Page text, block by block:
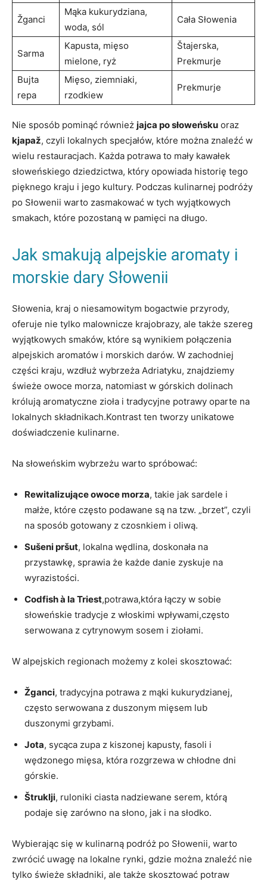
Žganci
Mąka kukurydziana,
woda, sól
Cała Słowenia
Sarma
Kapusta, mięso
mielone, ryż
Štajerska,
Prekmurje
Bujta
repa
Mięso, ziemniaki,
rzodkiew
Prekmurje
Nie sposób pominąć również jajca po słoweńsku oraz
kjapaž, czyli lokalnych specjałów, które można znaleźć w
wielu restauracjach. Każda potrawa to mały kawałek
słoweńskiego dziedzictwa, który opowiada historię tego
pięknego kraju i jego kultury. Podczas kulinarnej podróży
po Słowenii warto zasmakować w tych wyjątkowych
smakach, które pozostaną w pamięci na długo.
Jak smakują alpejskie aromaty i
morskie dary Słowenii
Słowenia, kraj o niesamowitym bogactwie przyrody,
oferuje nie tylko malownicze krajobrazy, ale także szereg
wyjątkowych smaków, które są wynikiem połączenia
alpejskich aromatów i morskich darów. W zachodniej
części kraju, wzdłuż wybrzeża Adriatyku, znajdziemy
świeże owoce morza, natomiast w górskich dolinach
królują aromatyczne zioła i tradycyjne potrawy oparte na
lokalnych składnikach.Kontrast ten tworzy unikatowe
doświadczenie kulinarne.
Na słoweńskim wybrzeżu warto spróbować:
Rewitalizujące owoce morza, takie jak sardele i
małże, które często podawane są na tzw. „brzet”, czyli
na sposób gotowany z czosnkiem i oliwą.
Sušeni pršut, lokalna wędlina, doskonała na
przystawkę, sprawia że każde danie zyskuje na
wyrazistości.
Codfish à la Triest,potrawa,która łączy w sobie
słoweńskie tradycje z włoskimi wpływami,często
serwowana z cytrynowym sosem i ziołami.
W alpejskich regionach możemy z kolei skosztować:
Žganci, tradycyjna potrawa z mąki kukurydzianej,
często serwowana z duszonym mięsem lub
duszonymi grzybami.
Jota, sycąca zupa z kiszonej kapusty, fasoli i
wędzonego mięsa, która rozgrzewa w chłodne dni
górskie.
Štruklji, ruloniki ciasta nadziewane serem, którą
podaje się zarówno na słono, jak i na słodko.
Wybierając się w kulinarną podróż po Słowenii, warto
zwrócić uwagę na lokalne rynki, gdzie można znaleźć nie
tylko świeże składniki, ale także skosztować potraw